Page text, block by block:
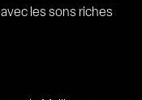
les sons riches